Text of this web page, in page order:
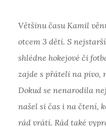
Většinu času Kamil
otcem 3 dětí. S
shlédne hokejové či
zajde s přáteli na pivo,
Dokud se nenarodila
našel si čas i na čtení,
rád vrátí. Rád také